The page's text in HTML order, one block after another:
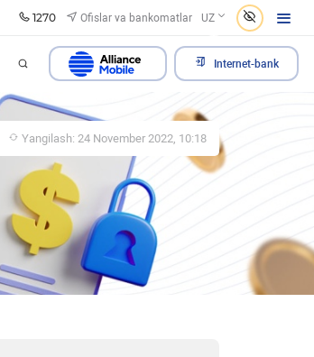
1270 Ofislar va bankomatlar UZ
Internet-bank
Yangilash: 24 November 2022, 10:18